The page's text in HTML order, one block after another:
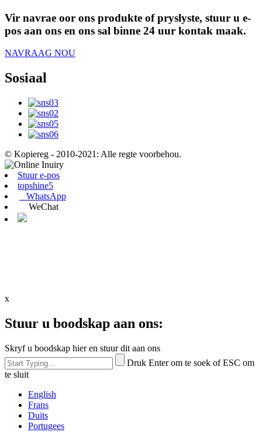
Vir navrae oor ons produkte of pryslyste, stuur u e-
pos aan ons en ons sal binne 24 uur kontak maak.
NAVRAAG NOU
Sosiaal
© Kopiereg - 2010-2021: Alle regte voorbehou.
Stuur e-pos
topshine5
WhatsApp
WeChat
x
Stuur u boodskap aan ons:
Skryf u boodskap hier en stuur dit aan ons
Druk Enter om te soek of ESC om
te sluit
English
Frans
Duits
Portugees